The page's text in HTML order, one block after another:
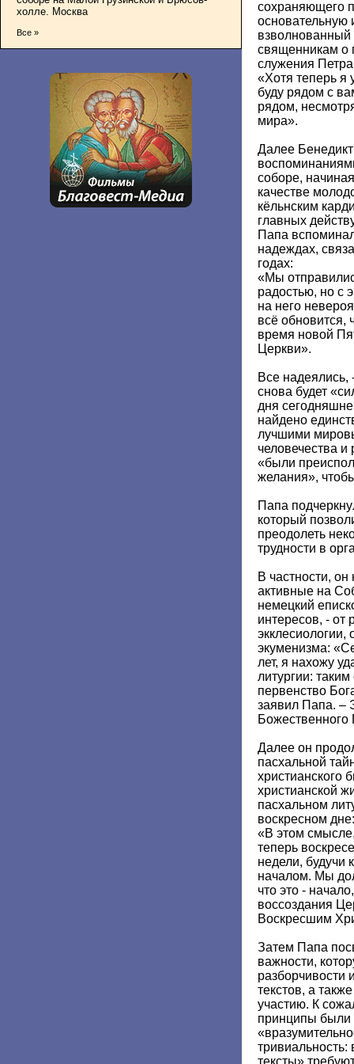
холле. Москва
Все »
сохраняющего
основательную
взволнованный
священникам о
служения
«Хотя теперь я
буду рядом с
рядом,
мира».
Далее
соборе,
качестве
кёльнским
главных
Папа
надеждах,
годах:
«Мы
радостью, но с
на него
всё обновится,
время новой
Церкви».
Все надеялись,
снова будет
дня
найдено
лучшими
человечества
«были
желания»,
Папа
который
преодолеть
трудности в
В частности,
активные на
немецкий
интересов, - от
экуменизма:
лет, я нахожу
литургии:
первенство
заявил Папа. –
Далее он
пасхальной
христианского
христианской
пасхальном
воскресном дне:
«В этом
теперь
недели, будучи
началом. Мы
что это -
воссоздания
Воскресшим
Затем Папа
важности,
разборчивости
текстов, а
участию. К
принципы были
тривиальность:
тексты»